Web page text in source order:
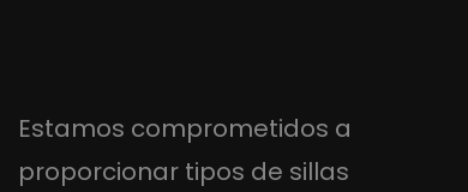
Estamos comprometidos a
proporcionar tipos de sillas